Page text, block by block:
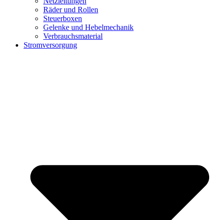
Räder und Rollen
Steuerboxen
Gelenke und Hebelmechanik
Verbrauchsmaterial
Stromversorgung